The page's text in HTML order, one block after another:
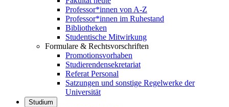
Professor*innen von A-Z
Professor*innen im Ruhestand
Bibliotheken
Studentische Mitwirkung
Formulare & Rechtsvorschriften
Promotionsvorhaben
Studierendensekretariat
Referat Personal
Satzungen und sonstige Regelwerke der
Universität
Studium